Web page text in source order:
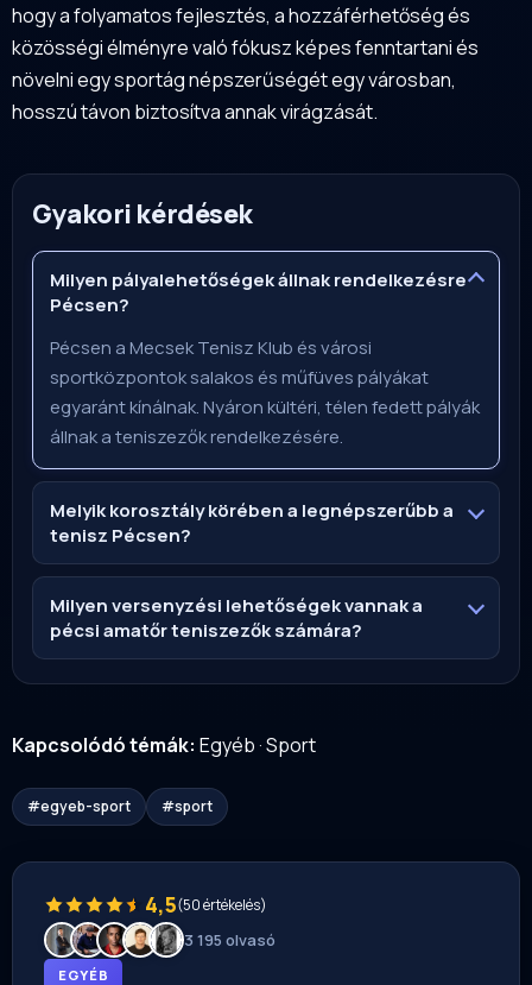
hogy a folyamatos fejlesztés, a hozzáférhetőség és
közösségi élményre való fókusz képes fenntartani és
növelni egy sportág népszerűségét egy városban,
hosszú távon biztosítva annak virágzását.
Gyakori kérdések
Milyen pályalehetőségek állnak rendelkezésre
Pécsen?
Pécsen a Mecsek Tenisz Klub és városi
sportközpontok salakos és műfüves pályákat
egyaránt kínálnak. Nyáron kültéri, télen fedett pályák
állnak a teniszezők rendelkezésére.
Melyik korosztály körében a legnépszerűbb a
tenisz Pécsen?
Milyen versenyzési lehetőségek vannak a
pécsi amatőr teniszezők számára?
Kapcsolódó témák: Egyéb·Sport
#egyeb-sport #sport
4,5(50 értékelés)
3 195 olvasó
EGYÉB